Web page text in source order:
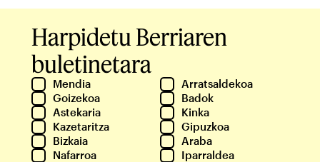
Harpidetu Berriaren
buletinetara
Mendia
Arratsaldekoa
Goizekoa
Badok
Astekaria
Kinka
Kazetaritza
Gipuzkoa
Bizkaia
Araba
Nafarroa
Iparraldea